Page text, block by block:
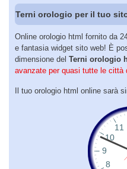
Terni orologio per il tuo
Online orologio html fornito da
e fantasia widget sito web! È
dimensione del Terni orologio
avanzate per quasi tutte le città
Il tuo orologio html online sarà